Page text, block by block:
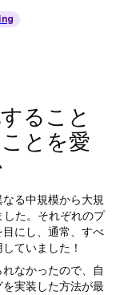
ること
とを愛
る中規模から大規
した。それぞれのプ
にし、通常、すべ
ていました！
なかったので、自
実装した方法が最